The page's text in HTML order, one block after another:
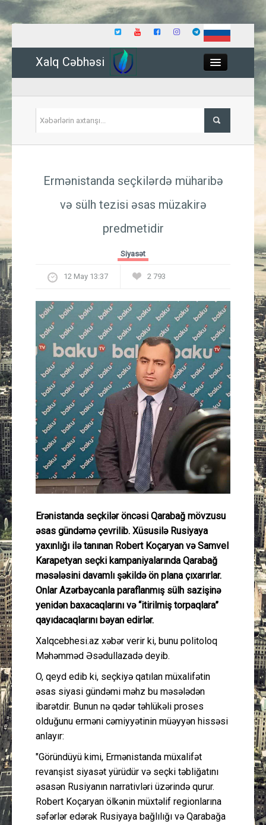
Xalq Cəbhəsi
İqtisadiyyat
Güney Azərbaycan
Mədəniyyət
Müsahibə
İdman
Layihə
Gündəm
Cəmiyyət
Peşə etikası
Əlaqə
Ermənistanda seçkilərdə müharibə
və sülh tezisi əsas müzakirə
predmetidir
Siyasət
12 May 13:37 2 793
Erənistanda seçkilər öncəsi Qarabağ mövzusu
əsas gündəmə çevrilib. Xüsusilə Rusiyaya
yaxınlığı ilə tanınan Robert Koçaryan və Samvel
Karapetyan seçki kampaniyalarında Qarabağ
məsələsini davamlı şəkildə ön plana çıxarırlar.
Onlar Azərbaycanla paraflanmış sülh sazişinə
yenidən baxacaqlarını və “itirilmiş torpaqlara”
qayıdacaqlarını bəyan edirlər.
Xalqcebhesi.az xəbər verir ki, bunu politoloq
Məhəmməd Əsədullazadə deyib.
O, qeyd edib ki, seçkiyə qatılan müxalifətin
əsas siyasi gündəmi məhz bu məsələdən
ibarətdir. Bunun nə qədər təhlükəli proses
olduğunu erməni cəmiyyətinin müəyyən hissəsi
anlayır:
"Göründüyü kimi, Ermənistanda müxalifət
revanşist siyasət yürüdür və seçki təbliğatını
əsasən Rusiyanın narrativləri üzərində qurur.
Robert Koçaryan ölkənin müxtəlif regionlarına
səfərlər edərək Rusiyaya bağlılığı və Qarabağa